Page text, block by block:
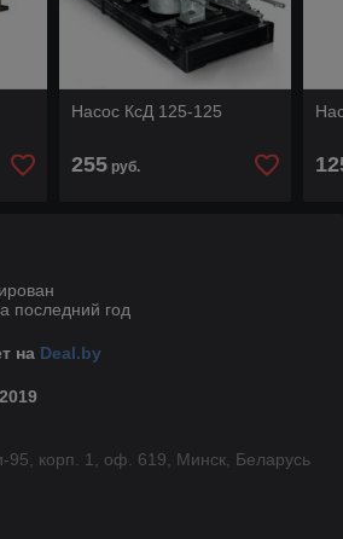
Насос КсД 125-125
255руб.
последний год
на Deal.by
95, корп. 1, оф. 619, Минск, Беларусь